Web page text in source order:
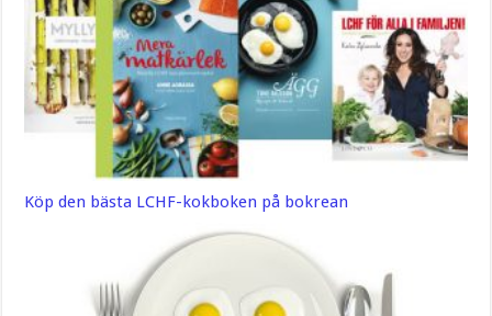
Köp den bästa LCHF-kokboken på bokrean